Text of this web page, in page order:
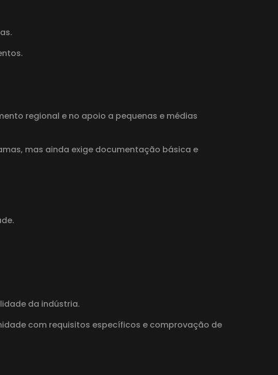
regional e no apoio a pequenas e médias
mas ainda exige documentação básica e
da indústria.
com requisitos específicos e comprovação de